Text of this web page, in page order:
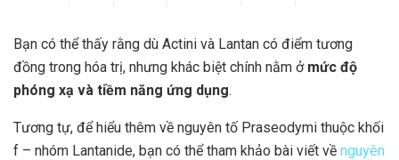
Bạn có thể thấy rằng dù Actini và Lantan có điểm tương
đồng trong hóa trị, nhưng khác biệt chính nằm ở mức độ
phóng xạ và tiềm năng ứng dụng.
Tương tự, để hiểu thêm về nguyên tố Praseodymi thuộc khối
f – nhóm Lantanide, bạn có thể tham khảo bài viết về nguyên